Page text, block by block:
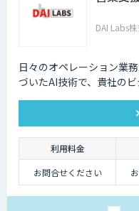
DAI Labs
日々のオペレーション業
づいたAI技術で、貴社のビ
利用料金
お問合せください